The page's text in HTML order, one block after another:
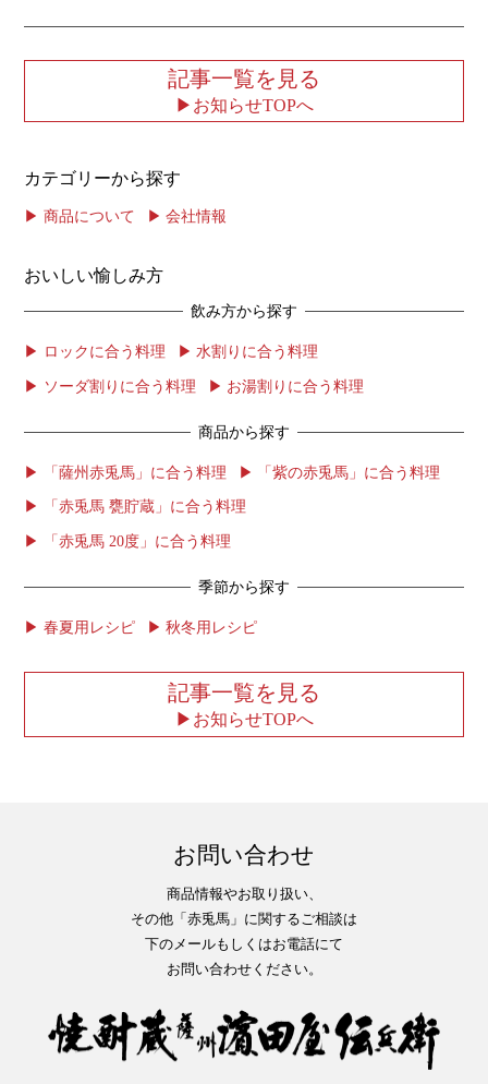
記事一覧を見る
お知らせTOPへ
カテゴリーから探す
商品について 会社情報
おいしい愉しみ方
飲み方から探す
ロックに合う料理 水割りに合う料理
ソーダ割りに合う料理 お湯割りに合う料理
商品から探す
「薩州赤兎馬」に合う料理 「紫の赤兎馬」に合う料理
「赤兎馬 甕貯蔵」に合う料理
「赤兎馬 20度」に合う料理
季節から探す
春夏用レシピ 秋冬用レシピ
記事一覧を見る
お知らせTOPへ
お問い合わせ
商品情報やお取り扱い、
その他「赤兎馬」に関するご相談は
下のメールもしくはお電話にて
お問い合わせください。